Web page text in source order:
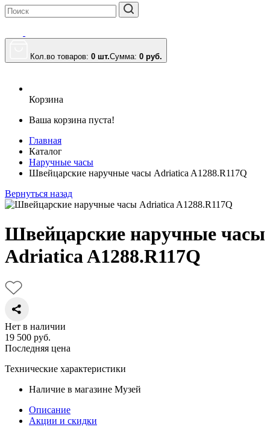
Кол.во товаров: 0 шт.Сумма: 0 руб.
Корзина
Ваша корзина пуста!
Главная
Каталог
Наручные часы
Швейцарские наручные часы Adriatica A1288.R117Q
Вернуться назад
Швейцарские наручные часы
Adriatica A1288.R117Q
Нет в наличии
19 500 руб.
Последняя цена
Технические характеристики
Наличие в магазине Музей
Описание
Акции и скидки